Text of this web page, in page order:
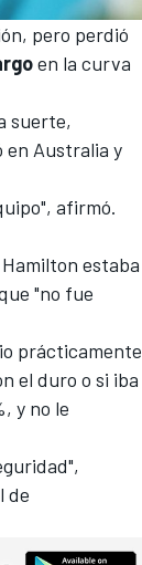
pero perdió
en la curva
suerte,
en Australia y
afirmó.
estaba
"no fue
prácticamente
el duro o si iba
y no le
de